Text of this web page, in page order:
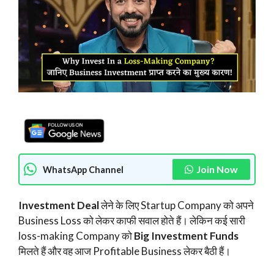
WhatsApp Channel Join Now
Investment Dealलेने के लिए Startup Company को अपने
Business Loss को लेकर काफी सवाल होते हैं। लेकिन कई सारी
loss-making Company कोBig Investment Funds
मिलते हैं और वह आज Profitable Business लेकर बैठी हैं।